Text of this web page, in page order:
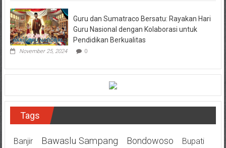
Guru dan Sumatraco Bersatu: Rayakan Hari
Guru Nasional dengan Kolaborasi untuk
Pendidikan Berkualitas
November 25, 2024 0
Tags
Banjir Bawaslu Sampang Bondowoso
Bupati